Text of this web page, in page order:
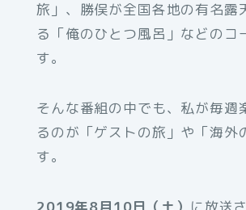
旅」、勝俣が全国各地の有名露
る「俺のひとつ風呂」などのコ
す。
そんな番組の中でも、私が毎週
るのが「ゲストの旅」や「海外
す。